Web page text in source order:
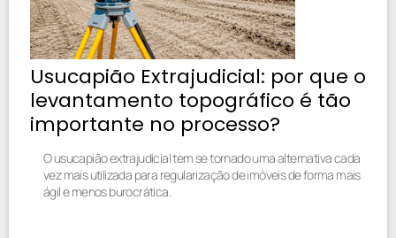
Usucapião Extrajudicial: por que o
levantamento topográfico é tão
importante no processo?
O usucapião extrajudicial tem se tornado uma alternativa cada
vez mais utilizada para regularização de imóveis de forma mais
ágil e menos burocrática.